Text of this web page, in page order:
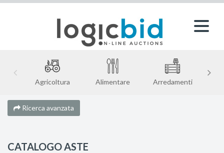
Agricoltura Alimentare Arredamenti
Ricerca avanzata
CATALOGO ASTE